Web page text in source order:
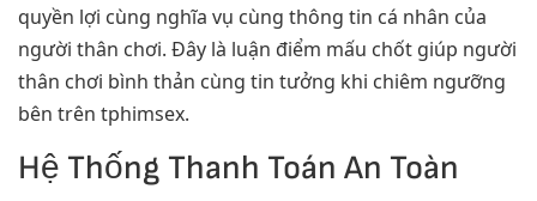
quyền lợi cùng nghĩa vụ cùng thông tin cá nhân của
người thân chơi. Đây là luận điểm mấu chốt giúp người
thân chơi bình thản cùng tin tưởng khi chiêm ngưỡng
bên trên tphimsex.
Hệ Thống Thanh Toán An Toàn